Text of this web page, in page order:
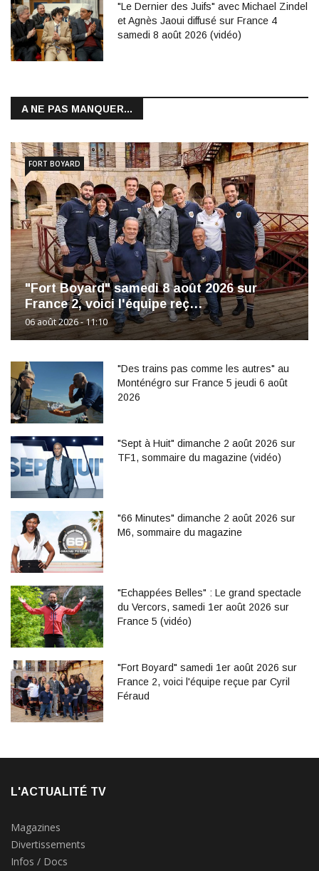
"Le Dernier des Juifs" avec Michael Zindel
et Agnès Jaoui diffusé sur France 4
samedi 8 août 2026 (vidéo)
A NE PAS MANQUER...
"Fort Boyard" samedi 8 août 2026 sur
France 2, voici l'équipe reç…
06 août 2026 - 11:10
FORT BOYARD
"Des trains pas comme les autres" au
Monténégro sur France 5 jeudi 6 août
2026
"Sept à Huit" dimanche 2 août 2026 sur
TF1, sommaire du magazine (vidéo)
"66 Minutes" dimanche 2 août 2026 sur
M6, sommaire du magazine
"Echappées Belles" : Le grand spectacle
du Vercors, samedi 1er août 2026 sur
France 5 (vidéo)
"Fort Boyard" samedi 1er août 2026 sur
France 2, voici l'équipe reçue par Cyril
Féraud
L'ACTUALITÉ TV
Magazines
Divertissements
Infos / Docs